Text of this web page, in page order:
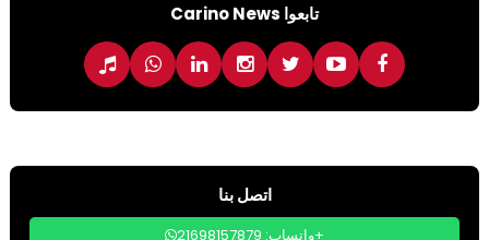
تابعوا Carino News
اتصل بنا
واتساب: 21698157879+